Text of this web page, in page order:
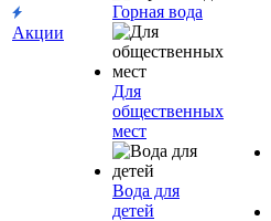
Акции
Горная вода
Для
общественных
мест
Вода для
детей